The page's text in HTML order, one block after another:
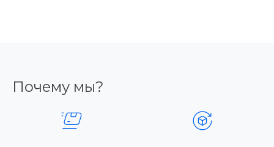
Почему мы?